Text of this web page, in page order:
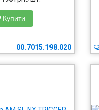
Купити
00.7015.198.020